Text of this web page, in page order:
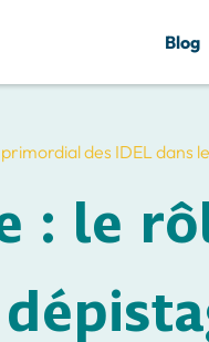
des IDEL dans
: le
Blog